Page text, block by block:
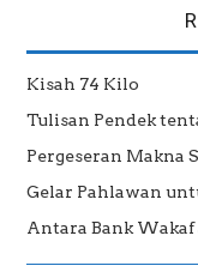
Kisah 74 Kilo
Tulisan Pendek
Pergeseran Makna
Gelar Pahlawan
Antara Bank